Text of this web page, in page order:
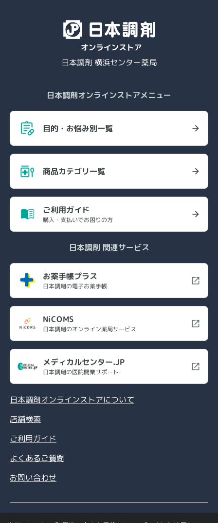
日本調剤 横浜センター薬局
日本調剤オンラインストアメニュー
目的・お悩み別一覧
商品カテゴリ一覧
ご利用ガイド
購入・支払いでお困りの方
日本調剤 関連サービス
お薬手帳プラス
日本調剤の電子お薬手帳
NiCOMS
日本調剤のオンライン薬局サービス
メディカルセンター.JP
日本調剤の医院開業サポート
日本調剤オンラインストアについて
店舗検索
ご利用ガイド
よくあるご質問
お問い合わせ